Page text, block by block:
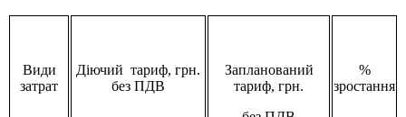
Види
затрат
Діючий тариф, грн.
без ПДВ
Запланований
тариф, грн.
%
зростання